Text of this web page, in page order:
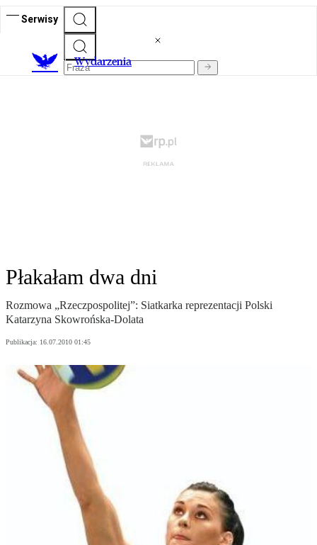
Serwisy
Wydarzenia
Płakałam dwa dni
Rozmowa „Rzeczpospolitej”: Siatkarka reprezentacji Polski
Katarzyna Skowrońska-Dolata
Publikacja: 16.07.2010 01:45